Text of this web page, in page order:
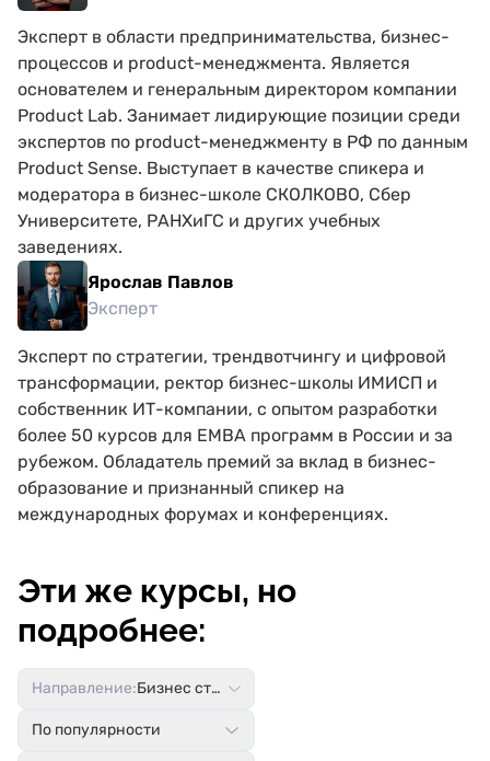
Эксперт в области предпринимательства, бизнес-
процессов и product-менеджмента. Является
основателем и генеральным директором компании
Product Lab. Занимает лидирующие позиции среди
экспертов по product-менеджменту в РФ по данным
Product Sense. Выступает в качестве спикера и
модератора в бизнес-школе СКОЛКОВО, Сбер
Университете, РАНХиГС и других учебных
заведениях.
Ярослав Павлов
Эксперт
Эксперт по стратегии, трендвотчингу и цифровой
трансформации, ректор бизнес-школы ИМИСП и
собственник ИТ-компании, с опытом разработки
более 50 курсов для ЕМВА программ в России и за
рубежом. Обладатель премий за вклад в бизнес-
образование и признанный спикер на
международных форумах и конференциях.
Эти же курсы, но
подробнее:
Направление:Бизнес стратегия
По популярности